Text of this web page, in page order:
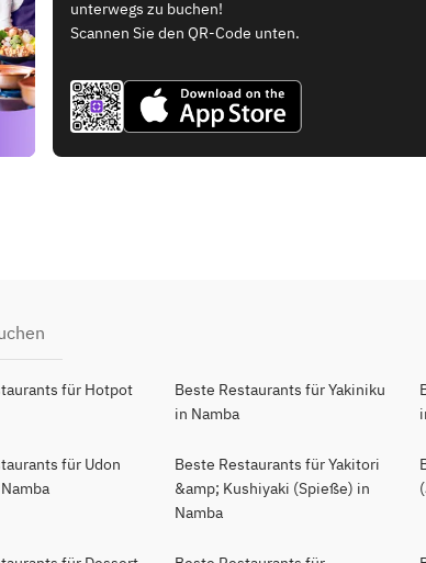
unterwegs zu buchen!
Scannen Sie den QR-Code unten.
für Hotpot
Beste Restaurants für Yakiniku
in Namba
für Udon
Beste Restaurants für Yakitori
&amp; Kushiyaki (Spieße) in
Namba